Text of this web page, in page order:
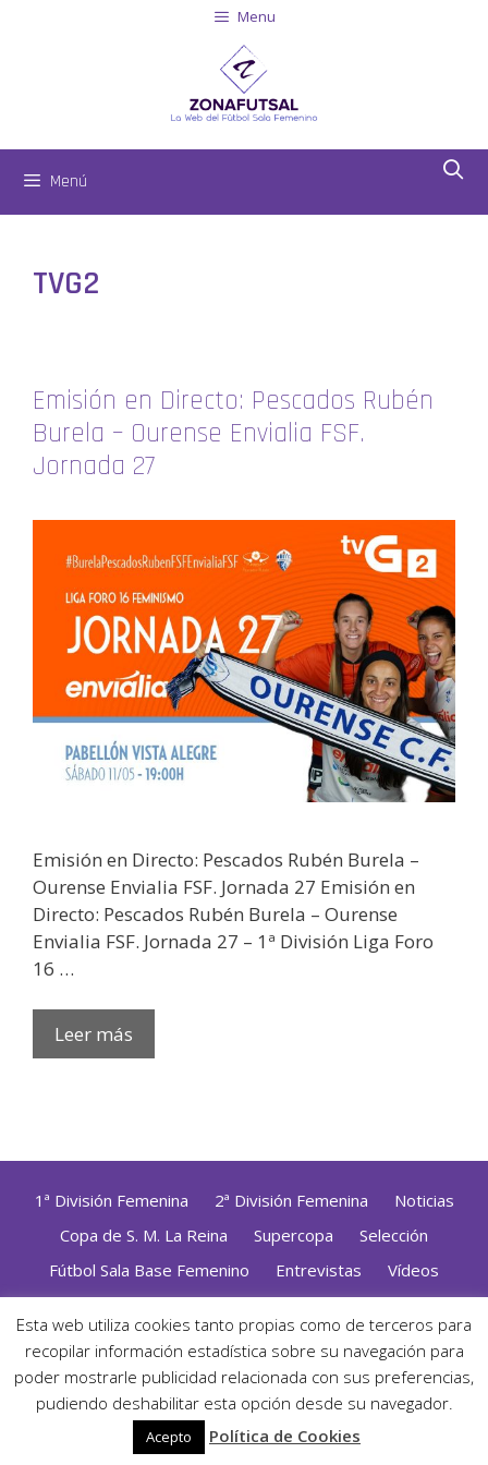
Menu
Menú
TVG2
Emisión en Directo: Pescados Rubén
Burela – Ourense Envialia FSF.
Jornada 27
Emisión en Directo: Pescados Rubén Burela –
Ourense Envialia FSF. Jornada 27 Emisión en
Directo: Pescados Rubén Burela – Ourense
Envialia FSF. Jornada 27 – 1ª División Liga Foro
16 …
Leer más
1ª División Femenina 2ª División Femenina
Noticias
Copa de S. M. La Reina
Supercopa
Selección
Fútbol Sala Base Femenino
Entrevistas
Vídeos
Política de Privacidad|Uso de Cookies|Contacto
Diseñado con mimo y esmero porJorge Cobos· Desarrollado
con WordPress
· ©2026 Zonafutsal ·
Esta web utiliza cookies tanto propias como de terceros para
recopilar información estadística sobre su navegación para
poder mostrarle publicidad relacionada con sus preferencias,
pudiendo deshabilitar esta opción desde su navegador.
Acepto Política de Cookies